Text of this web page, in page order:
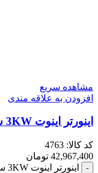
مشاهده سریع
افزودن به علاقه مندی
اینورتر اینوت 3KW سری GD20 ولتاژ 1P~3P 220V
کد کالا: 4763
42,967,400 تومان
اینورتر اینوت 3KW سری GD20 ولتاژ 1P~3P 220V عدد